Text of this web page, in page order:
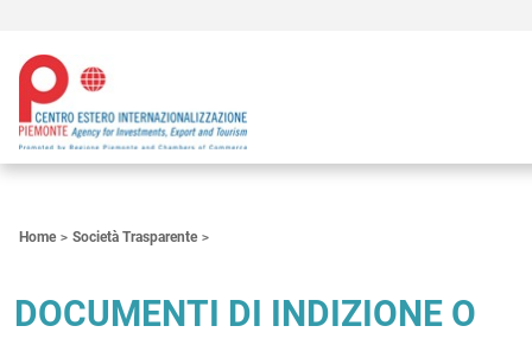
Home Società Trasparente
DOCUMENTI DI INDIZIONE O